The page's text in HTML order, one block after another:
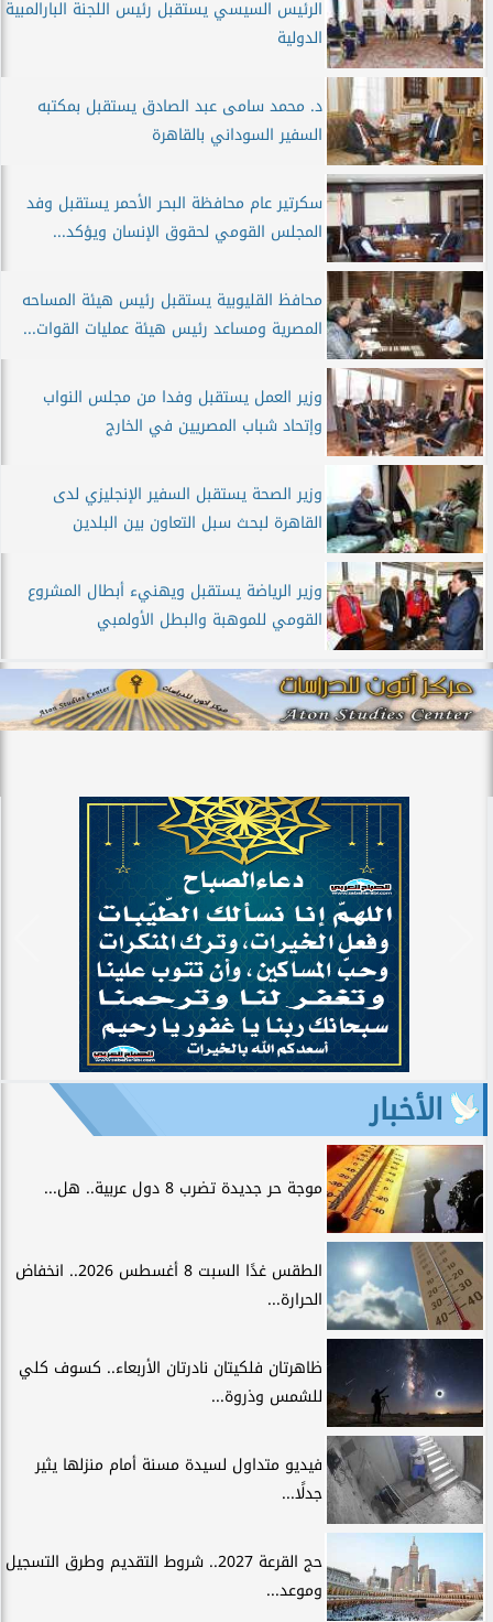
الرئيس السيسي يستقبل رئيس اللجنة البارالمبية
الدولية
د. محمد سامى عبد الصادق يستقبل بمكتبه
السفير السوداني بالقاهرة
سكرتير عام محافظة البحر الأحمر يستقبل وفد
المجلس القومي لحقوق الإنسان ويؤكد...
محافظ القليوبية يستقبل رئيس هيئة المساحه
المصرية ومساعد رئيس هيئة عمليات القوات...
وزير العمل يستقبل وفدا من مجلس النواب
وإتحاد شباب المصريين في الخارج
وزير الصحة يستقبل السفير الإنجليزي لدى
القاهرة لبحث سبل التعاون بين البلدين
وزير الرياضة يستقبل ويهنيء أبطال المشروع
القومي للموهبة والبطل الأولمبي
الأخبار
موجة حر جديدة تضرب 8 دول عربية.. هل...
الطقس غدًا السبت 8 أغسطس 2026.. انخفاض
الحرارة...
ظاهرتان فلكيتان نادرتان الأربعاء.. كسوف كلي
للشمس وذروة...
فيديو متداول لسيدة مسنة أمام منزلها يثير
جدلًا...
حج القرعة 2027.. شروط التقديم وطرق التسجيل
وموعد...